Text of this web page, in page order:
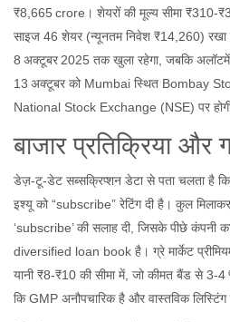
₹8,665 crore। शेयरों की मूल्य सीमा
साइज 46 शेयर (न्यूनतम निवेश ₹14,260) रखा
8 अक्टूबर 2025 तक खुला रहेगा, जबकि
13 अक्टूबर को Mumbai स्थित Bombay
National Stock Exchange (NSE) पर
बाजार प्रतिक्रिया और
डेज़‑टू‑डेट सब्सक्रिप्शन डेटा से पता चलता है
इश्यू को “subscribe” रेटिंग दी है। कुल
‘subscribe’ की सलाह दी, जिसके पीछे कंपनी
diversified loan book है। ग्रे मार्केट
यानी ₹8‑₹10 की सीमा में, जो कीमत बैंड से
कि GMP अनौपचारिक है और वास्तविक